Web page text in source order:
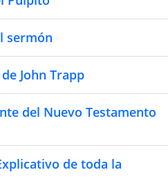
sermón
John Trapp
del Nuevo Testamento
de toda la